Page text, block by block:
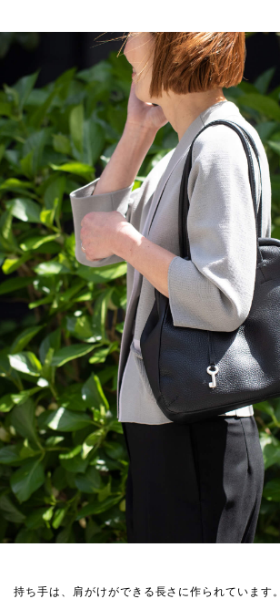
持ち手は、肩がけができる長さに作られています。